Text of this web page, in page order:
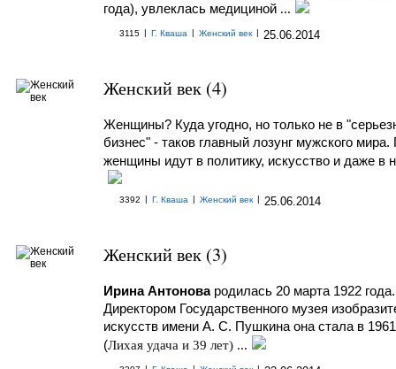
года), увлеклась медициной ...
3115 | Г. Кваша | Женский век | 25.06.2014
Женский век (4)
Женщины? Куда угодно, но только не в
бизнес" - таков главный лозунг мужского мира.
женщины идут в политику, искусство и даже в
3392 | Г. Кваша | Женский век | 25.06.2014
Женский век (3)
Ирина Антонова родилась 20 марта 1922 года.
Директором Государственного музея
искусств имени А. С. Пушкина она стала в
(Лихая удача и 39 лет) ...